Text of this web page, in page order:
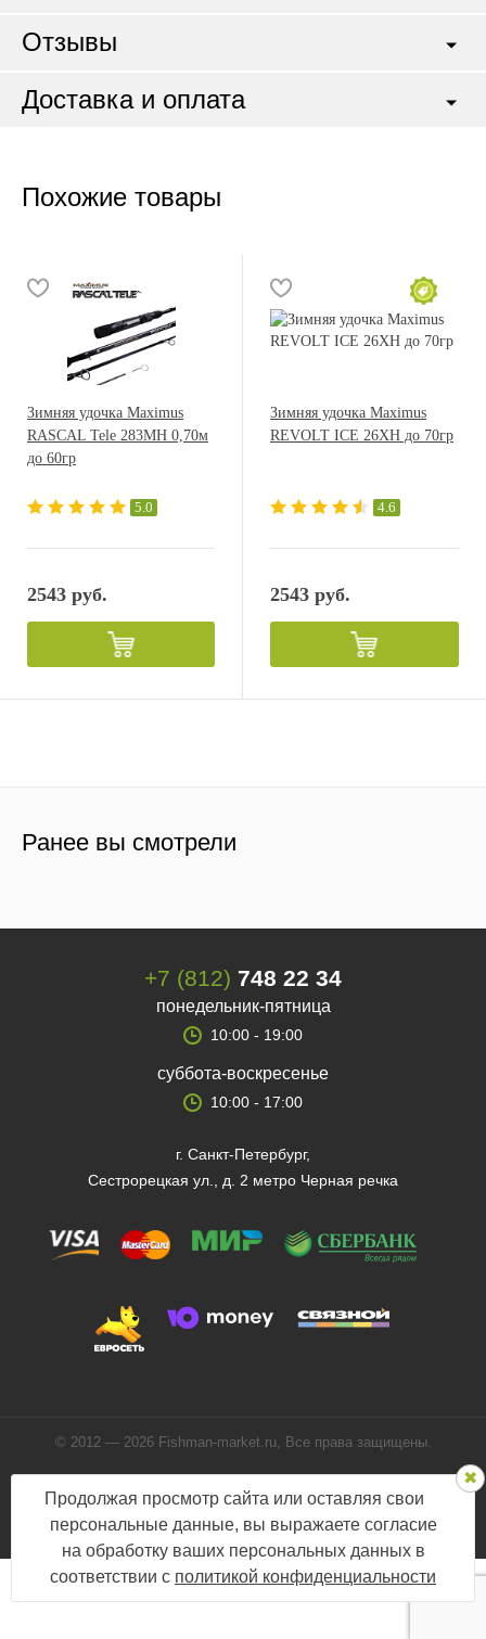
Отзывы
Доставка и оплата
Похожие товары
Зимняя удочка Maximus
RASCAL Tele 283MH 0,70м
до 60гр
5.0
2543 руб.
Зимняя удочка Maximus
REVOLT ICE 26XH до 70гр
4.6
2543 руб.
Ранее вы смотрели
+7 (812) 748 22 34
понедельник-пятница
10:00 - 19:00
суббота-воскресенье
10:00 - 17:00
г. Санкт-Петербург,
Сестрорецкая ул., д. 2 метро Черная речка
© 2012 — 2026 Fishman-market.ru, Все права защищены.
Мы в соцсетях:
Продолжая просмотр сайта или оставляя свои
персональные данные, вы выражаете согласие
на обработку ваших персональных данных в
соответствии с политикой конфиденциальности